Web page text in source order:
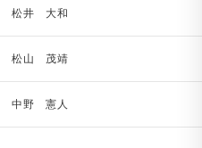
松井 大和
松山 茂靖
中野 憲人